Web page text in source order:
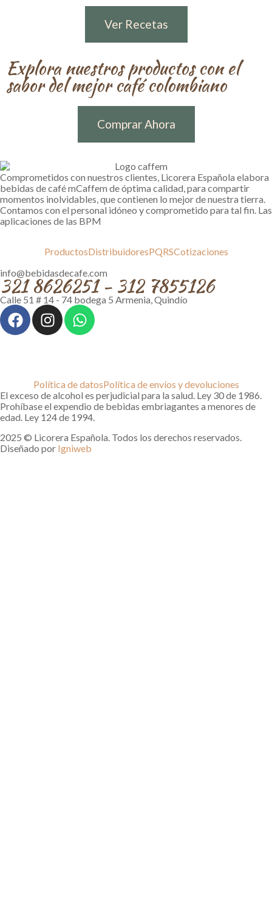
Ver Recetas
Explora nuestros productos con el
sabor del mejor café colombiano
Comprar Ahora
Comprometidos con nuestros clientes, Licorera Española elabora
bebidas de café mCaffem de óptima calidad, para compartir
momentos inolvidables, que contienen lo mejor de nuestra tierra.
Contamos con el personal idóneo y comprometido para tal fin. Las
aplicaciones de las BPM
ProductosDistribuidoresPQRSCotizaciones
info@bebidasdecafe.com
321 8626251 - 312 7855126
Calle 51 # 14 - 74 bodega 5 Armenia, Quindío
Política de datosPolítica de envíos y devoluciones
El exceso de alcohol es perjudicial para la salud. Ley 30 de 1986.
Prohíbase el expendio de bebidas embriagantes a menores de
edad. Ley 124 de 1994.
2025 © Licorera Española. Todos los derechos reservados.
Diseñado por Igniweb